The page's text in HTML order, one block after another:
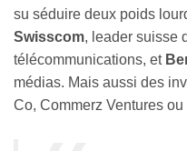
su séduire deux poids
Swisscom, leader suisse
télécommunications, et
médias. Mais aussi des
Co, Commerz Ventures